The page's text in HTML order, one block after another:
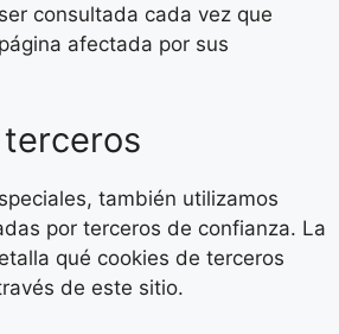
consultada cada vez que
afectada por sus
también utilizamos
por terceros de confianza. La
qué cookies de terceros
de este sitio.